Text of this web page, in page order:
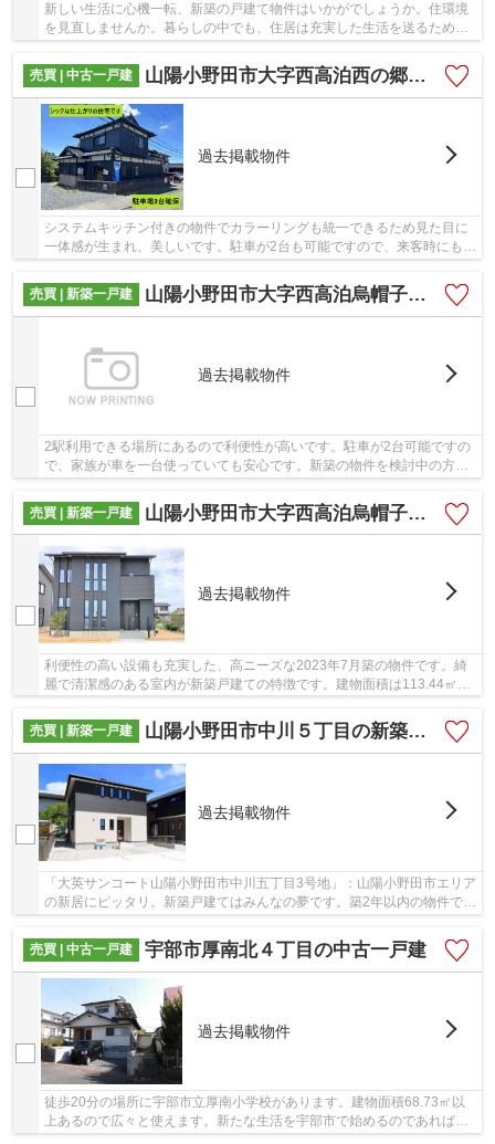
新しい生活に心機一転、新築の戸建て物件はいかがでしょうか。住環境
を見直しませんか。暮らしの中でも、住居は充実した生活を送るための
売買 | 中古一戸建
山陽小野田市大字西高泊西の郷の中古一戸建
過去掲載物件
システムキッチン付きの物件でカラーリングも統一できるため見た目に
一体感が生まれ、美しいです。駐車が2台も可能ですので、来客時にも対
売買 | 新築一戸建
山陽小野田市大字西高泊烏帽子岩前の新築一戸建
過去掲載物件
2駅利用できる場所にあるので利便性が高いです。駐車が2台可能ですの
で、家族が車を一台使っていても安心です。新築の物件を検討中の方は
ぜひ一度こちらの物件をご覧ください。周辺環...
売買 | 新築一戸建
山陽小野田市大字西高泊烏帽子岩団地の新築一戸建
過去掲載物件
利便性の高い設備も充実した、高ニーズな2023年7月築の物件です。綺
麗で清潔感のある室内が新築戸建ての特徴です。建物面積は113.44㎡で
売買 | 新築一戸建
山陽小野田市中川５丁目の新築一戸建
過去掲載物件
「大英サンコート山陽小野田市中川五丁目3号地」：山陽小野田市エリア
の新居にピッタリ。新築戸建てはみんなの夢です。築2年以内の物件です
売買 | 中古一戸建
宇部市厚南北４丁目の中古一戸建
過去掲載物件
徒歩20分の場所に宇部市立厚南小学校があります。建物面積68.73㎡以
上あるので広々と使えます。新たな生活を宇部市で始めるのであれば、